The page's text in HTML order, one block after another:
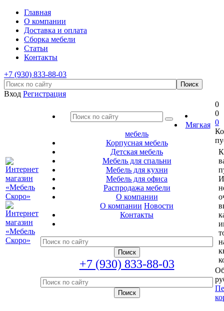
Главная
О компании
Доставка и оплата
Сборка мебели
Статьи
Контакты
+7 (930) 833-88-03
Вход Регистрация
Мягкая
мебель
Корпусная мебель
Детская мебель
Мебель для спальни
Мебель для кухни
Мебель для офиса
Распродажа мебели
О компании
О компании Новости
Контакты
+7 (930) 833-88-03
0
0
0